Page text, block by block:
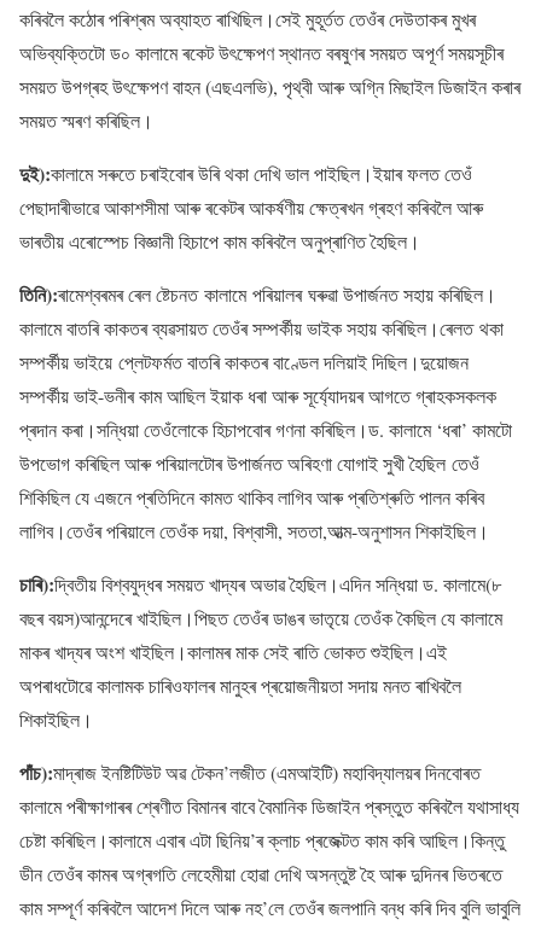
কৰিবলৈ কঠোৰ পৰিশ্ৰম অব্যাহত ৰাখিছিল।সেই মুহূৰ্তত তেওঁৰ দেউতাকৰ মুখৰ
অভিব্যক্তিটো ড০ কালামে ৰকেট উৎক্ষেপণ স্থানত বৰষুণৰ সময়ত অপূৰ্ণ সময়সূচীৰ
সময়ত উপগ্ৰহ উৎক্ষেপণ বাহন (এছএলভি), পৃথ্বী আৰু অগ্নি মিছাইল ডিজাইন কৰাৰ
সময়ত স্মৰণ কৰিছিল।
দুই):কালামে সৰুতে চৰাইবোৰ উৰি থকা দেখি ভাল পাইছিল।ইয়াৰ ফলত তেওঁ
পেছাদাৰীভাৱে আকাশসীমা আৰু ৰকেটৰ আকৰ্ষণীয় ক্ষেত্ৰখন গ্ৰহণ কৰিবলৈ আৰু
ভাৰতীয় এৰোস্পেচ বিজ্ঞানী হিচাপে কাম কৰিবলৈ অনুপ্ৰাণিত হৈছিল।
তিনি):ৰামেশ্বৰমৰ ৰেল ষ্টেচনত কালামে পৰিয়ালৰ ঘৰুৱা উপাৰ্জনত সহায় কৰিছিল।
কালামে বাতৰি কাকতৰ ব্যৱসায়ত তেওঁৰ সম্পৰ্কীয় ভাইক সহায় কৰিছিল।ৰেলত থকা
সম্পৰ্কীয় ভাইয়ে প্লেটফৰ্মত বাতৰি কাকতৰ বাণ্ডেল দলিয়াই দিছিল।দুয়োজন
সম্পৰ্কীয় ভাই-ভনীৰ কাম আছিল ইয়াক ধৰা আৰু সূৰ্য্যোদয়ৰ আগতে গ্ৰাহকসকলক
প্ৰদান কৰা।সন্ধিয়া তেওঁলোকে হিচাপবোৰ গণনা কৰিছিল।ড. কালামে ‘ধৰা’ কামটো
উপভোগ কৰিছিল আৰু পৰিয়ালটোৰ উপাৰ্জনত অৰিহণা যোগাই সুখী হৈছিল তেওঁ
শিকিছিল যে এজনে প্ৰতিদিনে কামত থাকিব লাগিব আৰু প্ৰতিশ্ৰুতি পালন কৰিব
লাগিব।তেওঁৰ পৰিয়ালে তেওঁক দয়া, বিশ্বাসী, সততা,আত্ম-অনুশাসন শিকাইছিল।
চাৰি):দ্বিতীয় বিশ্বযুদ্ধৰ সময়ত খাদ্যৰ অভাৱ হৈছিল।এদিন সন্ধিয়া ড. কালামে(৮
বছৰ বয়স)আনন্দেৰে খাইছিল।পিছত তেওঁৰ ডাঙৰ ভাতৃয়ে তেওঁক কৈছিল যে কালামে
মাকৰ খাদ্যৰ অংশ খাইছিল।কালামৰ মাক সেই ৰাতি ভোকত শুইছিল।এই
অপৰাধটোৱে কালামক চাৰিওফালৰ মানুহৰ প্ৰয়োজনীয়তা সদায় মনত ৰাখিবলৈ
শিকাইছিল।
পাঁচ):মাদ্ৰাজ ইনষ্টিটিউট অৱ টেকন’লজীত (এমআইটি) মহাবিদ্যালয়ৰ দিনবোৰত
কালামে পৰীক্ষাগাৰৰ শ্ৰেণীত বিমানৰ বাবে বৈমানিক ডিজাইন প্ৰস্তুত কৰিবলৈ যথাসাধ্য
চেষ্টা কৰিছিল।কালামে এবাৰ এটা ছিনিয়’ৰ ক্লাচ প্ৰজেক্টত কাম কৰি আছিল।কিন্তু
ডীন তেওঁৰ কামৰ অগ্ৰগতি লেহেমীয়া হোৱা দেখি অসন্তুষ্ট হৈ আৰু দুদিনৰ ভিতৰতে
কাম সম্পূৰ্ণ কৰিবলৈ আদেশ দিলে আৰু নহ’লে তেওঁৰ জলপানি বন্ধ কৰি দিব বুলি ভাবুলি